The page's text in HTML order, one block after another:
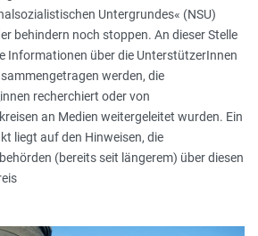
Untergrundes« (NSU)
behindern noch stoppen. An dieser Stelle
Informationen über die UnterstützerInnen
werden, die
recherchiert oder von
an Medien weitergeleitet wurden. Ein
liegt auf den Hinweisen, die
(bereits seit längerem) über diesen